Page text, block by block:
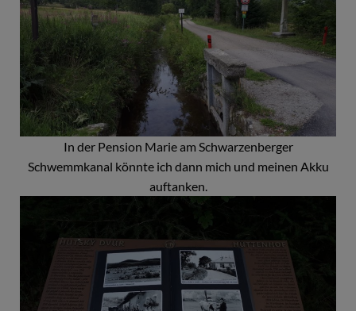
In der Pension Marie am Schwarzenberger
Schwemmkanal könnte ich dann mich und meinen Akku
auftanken.